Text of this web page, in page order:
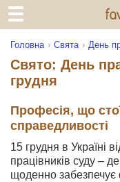
Головна Свята День
Свято: День
грудня
Професія, що
справедливості
15 грудня в Україні
працівників суду –
щоденно забезпечує